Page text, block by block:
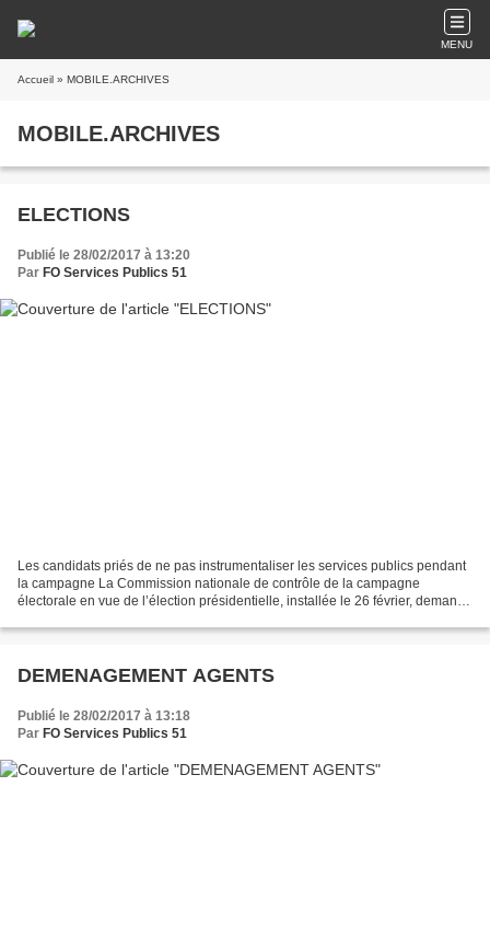
MENU
Accueil » MOBILE.ARCHIVES
MOBILE.ARCHIVES
ELECTIONS
Publié le 28/02/2017 à 13:20
Par FO Services Publics 51
Les candidats priés de ne pas instrumentaliser les services publics pendant
la campagne La Commission nationale de contrôle de la campagne
électorale en vue de l’élection présidentielle, installée le 26 février, demande
DEMENAGEMENT AGENTS
Publié le 28/02/2017 à 13:18
Par FO Services Publics 51